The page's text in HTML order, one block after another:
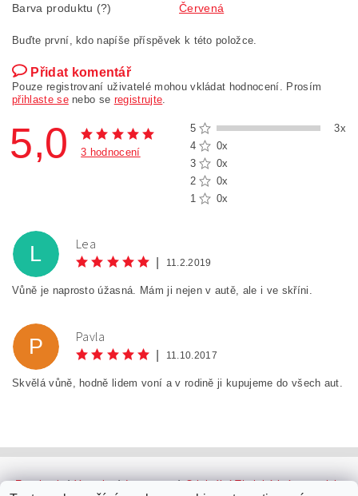
Barva produktu (?)
Červená
Buďte první, kdo napíše příspěvek k této položce.
Přidat komentář
Pouze registrovaní uživatelé mohou vkládat hodnocení. Prosím
přihlaste senebo se registrujte
5,0 3 hodnocení
5
3x
4
0x
3
0x
2
0x
1
0x
L Lea
11.2.2019
Vůně je naprosto úžasná. Mám ji nejen v autě, ale i ve skříni.
P Pavla
11.10.2017
Skvělá vůně, hodně lidem voní a v rodině ji kupujeme do všech aut.
Facebook | Youtube | Instagram | Originální Thajské krémy a oleje